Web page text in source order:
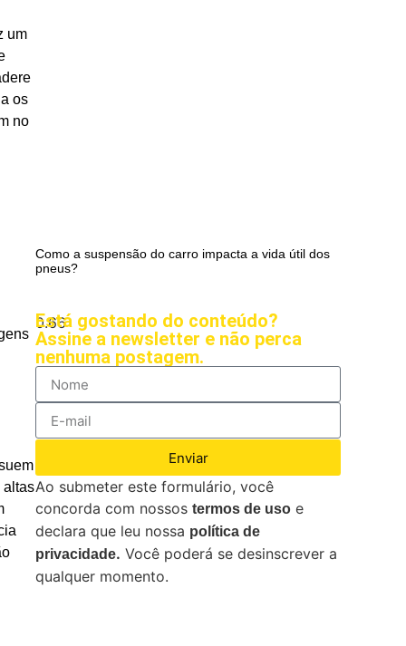
um
os
no
altas
Como a suspensão do carro impacta a vida útil dos
pneus?
Está gostando do conteúdo?
Assine a newsletter e não perca
nenhuma postagem.
Enviar
Ao submeter este formulário, você
concorda com nossostermos de uso e
declara que leu nossa política de
privacidade. Você poderá se desinscrever a
qualquer momento.